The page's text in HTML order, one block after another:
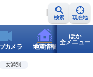
検索 現在地
カメラ 地震情報 世界天
ほか
全メニュー
女満別